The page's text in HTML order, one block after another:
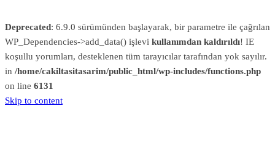
Deprecated: 6.9.0 sürümünden başlayarak, bir parametre ile çağrılan
WP_Dependencies->add_data() işlevi kullanımdan kaldırıldı! IE
koşullu yorumları, desteklenen tüm tarayıcılar tarafından yok sayılır.
in /home/cakiltasitasarim/public_html/wp-includes/functions.php
on line 6131
Skip to content